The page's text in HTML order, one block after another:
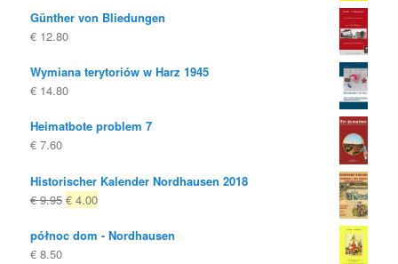
Günther von Bliedungen
€ 12.80
Wymiana terytoriów w Harz 1945
€ 14.80
Heimatbote problem 7
€ 7.60
Historischer Kalender Nordhausen 2018
€9.95 Oryginalna
była:
€ 4.00Obecna
to:
północ dom - Nordhausen
€ 8.50